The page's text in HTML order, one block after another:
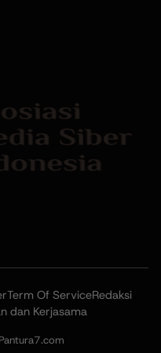
Term Of ServiceRedaksi
dan Kerjasama